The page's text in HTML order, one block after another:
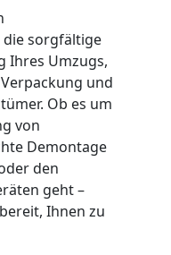
die sorgfältige
Ihres Umzugs,
und
Ob es um
von
Demontage
den
geht –
Ihnen zu